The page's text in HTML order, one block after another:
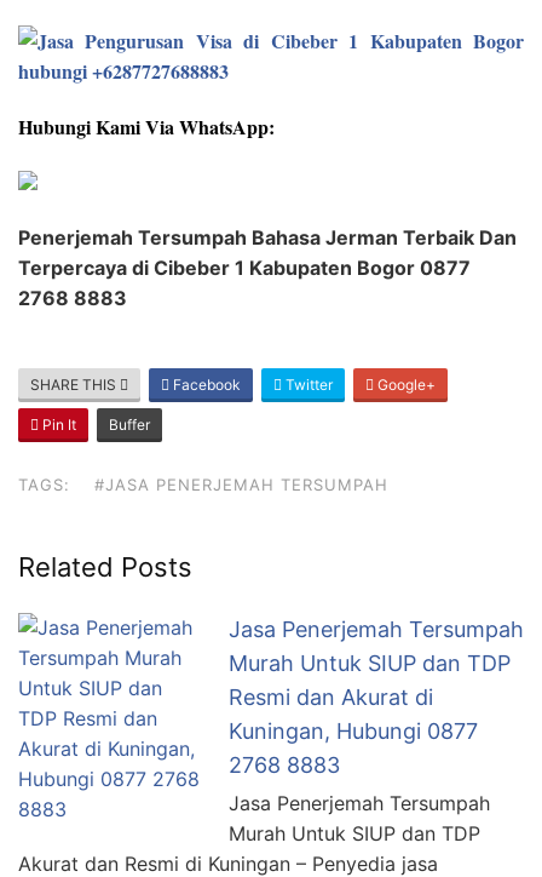
Hubungi Kami Via WhatsApp:
Penerjemah Tersumpah Bahasa Jerman Terbaik Dan
Terpercaya di Cibeber 1 Kabupaten Bogor 0877
2768 8883
SHARE THIS Facebook Twitter Google+
Pin It Buffer
TAGS: #JASA PENERJEMAH TERSUMPAH
Related Posts
Jasa Penerjemah Tersumpah
Murah Untuk SIUP dan TDP
Resmi dan Akurat di
Kuningan, Hubungi 0877
2768 8883
Jasa Penerjemah Tersumpah
Murah Untuk SIUP dan TDP
Akurat dan Resmi di Kuningan – Penyedia jasa